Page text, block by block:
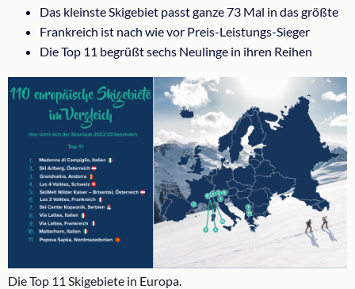
Das kleinste Skigebiet passt ganze 73 Mal in das größte
Frankreich ist nach wie vor Preis-Leistungs-Sieger
Die Top 11 begrüßt sechs Neulinge in ihren Reihen
Die Top 11 Skigebiete in Europa.